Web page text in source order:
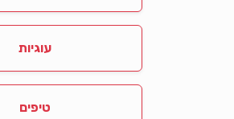
עוגיות
טיפים